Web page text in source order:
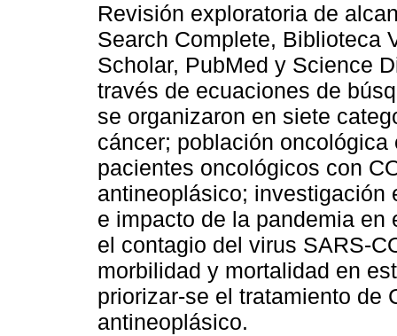
Revisión exploratoria de
Search Complete, Biblioteca
Scholar, PubMed y Science
través de ecuaciones de
se organizaron en siete
cáncer; población
pacientes oncológicos con
antineoplásico; investigación
e impacto de la pandemia en
el contagio del virus SARS-
morbilidad y mortalidad en
priorizar-se el tratamiento de
antineoplásico.